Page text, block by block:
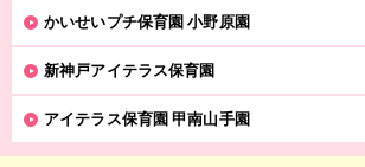
かいせいプチ保育園 小野原園
新神戸アイテラス保育園
アイテラス保育園 甲南山手園